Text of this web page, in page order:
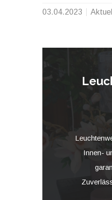
03.04.2023
Innen-